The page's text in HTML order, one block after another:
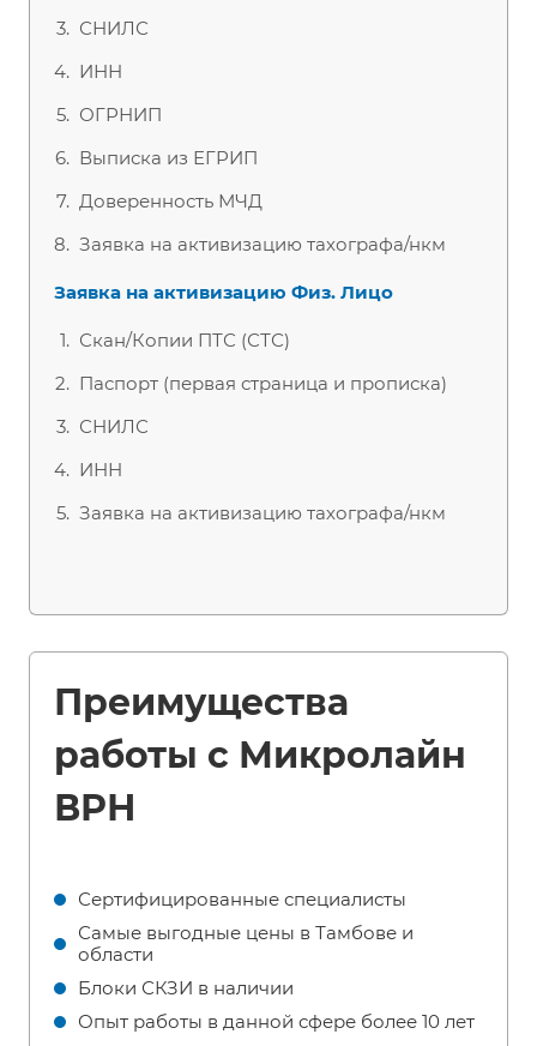
СНИЛС
ИНН
ОГРНИП
Выписка из ЕГРИП
Доверенность МЧД
Заявка на активизацию тахографа/нкм
Заявка на активизацию Физ. Лицо
Скан/Копии ПТС (СТС)
Паспорт (первая страница и прописка)
СНИЛС
ИНН
Заявка на активизацию тахографа/нкм
Преимущества
работы с Микролайн
ВРН
Сертифицированные специалисты
Самые выгодные цены в Тамбове и
области
Блоки СКЗИ в наличии
Опыт работы в данной сфере более 10 лет